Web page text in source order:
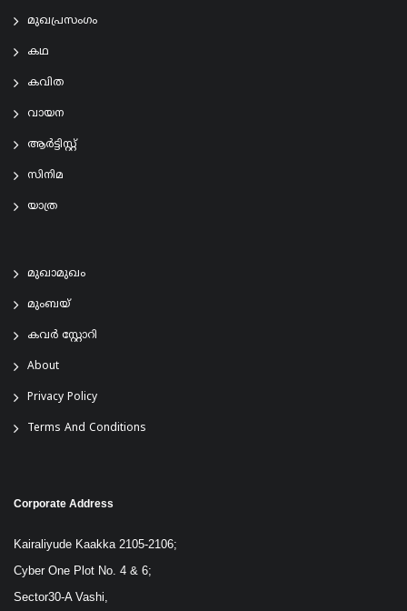
മുഖപ്രസംഗം
കഥ
കവിത
വായന
ആര്‍ട്ടിസ്റ്റ്
സിനിമ
യാത്ര
മുഖാമുഖം
മുംബയ്
കവർ സ്റ്റോറി
About
Privacy Policy
Terms And Conditions
Corporate Address
Kairaliyude Kaakka 2105-2106;
Cyber One Plot No. 4 & 6;
Sector30-A Vashi,